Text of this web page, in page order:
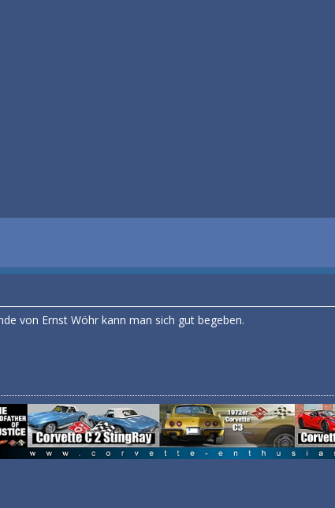
von Ernst Wöhr kann man sich gut begeben.